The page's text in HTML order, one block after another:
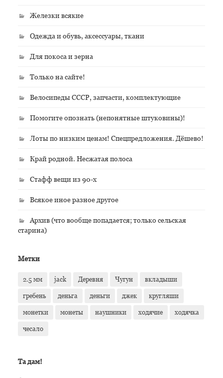
Железки всякие
Одежда и обувь, аксессуары, ткани
Для покоса и зерна
Только на сайте!
Велосипеды СССР, запчасти, комплектующие
Помогите опознать (непонятные штуковины)!
Лоты по низким ценам! Спецпредложения. Дёшево!
Край родной. Несжатая полоса
Стафф вещи из 90-х
Всякое иное разное другое
Архив (что вообще попадается; только сельская
старина)
Метки
2.5 мм jack Деревня Чугун вкладыши
гребень деньга деньги джек кругляши
монетки монеты наушники ходячие ходячка
чесало
Та дам!